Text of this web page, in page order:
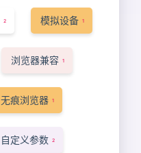
2 模拟设备 1
浏览器兼容 1
无痕浏览器 1
自定义参数 2